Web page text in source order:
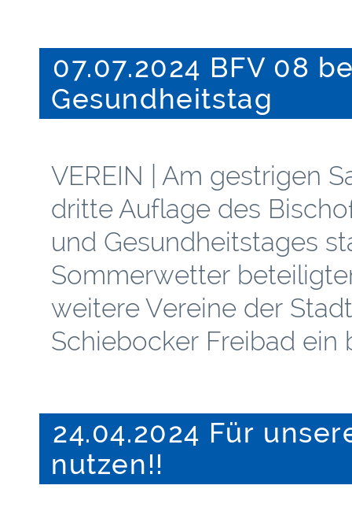
07.07.2024 BFV 08
Gesundheitstag
VEREIN | Am gestrigen
dritte Auflage des
und Gesundheitstages
Sommerwetter
weitere Vereine der
Schiebocker Freibad ein
24.04.2024 Für
nutzen!!